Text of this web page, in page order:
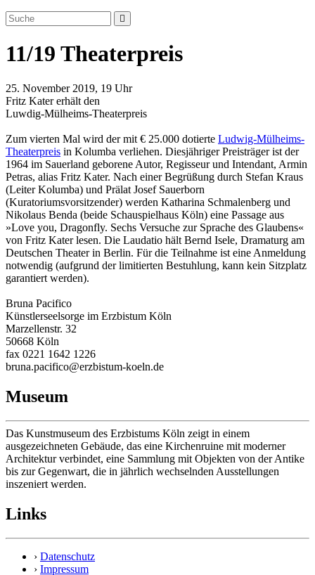
11/19 Theaterpreis
25. November 2019, 19 Uhr
Fritz Kater erhält den
Luwdig-Mülheims-Theaterpreis
Zum vierten Mal wird der mit € 25.000 dotierte Ludwig-Mülheims-
Theaterpreis in Kolumba verliehen. Diesjähriger Preisträger ist der
1964 im Sauerland geborene Autor, Regisseur und Intendant, Armin
Petras, alias Fritz Kater. Nach einer Begrüßung durch Stefan Kraus
(Leiter Kolumba) und Prälat Josef Sauerborn
(Kuratoriumsvorsitzender) werden Katharina Schmalenberg und
Nikolaus Benda (beide Schauspielhaus Köln) eine Passage aus
»Love you, Dragonfly. Sechs Versuche zur Sprache des Glaubens«
von Fritz Kater lesen. Die Laudatio hält Bernd Isele, Dramaturg am
Deutschen Theater in Berlin. Für die Teilnahme ist eine Anmeldung
notwendig (aufgrund der limitierten Bestuhlung, kann kein Sitzplatz
garantiert werden).
Bruna Pacifico
Künstlerseelsorge im Erzbistum Köln
Marzellenstr. 32
50668 Köln
fax 0221 1642 1226
bruna.pacifico@erzbistum-koeln.de
Museum
Das Kunstmuseum des Erzbistums Köln zeigt in einem
ausgezeichneten Gebäude, das eine Kirchenruine mit moderner
Architektur verbindet, eine Sammlung mit Objekten von der Antike
bis zur Gegenwart, die in jährlich wechselnden Ausstellungen
inszeniert werden.
Links
› Datenschutz
› Impressum